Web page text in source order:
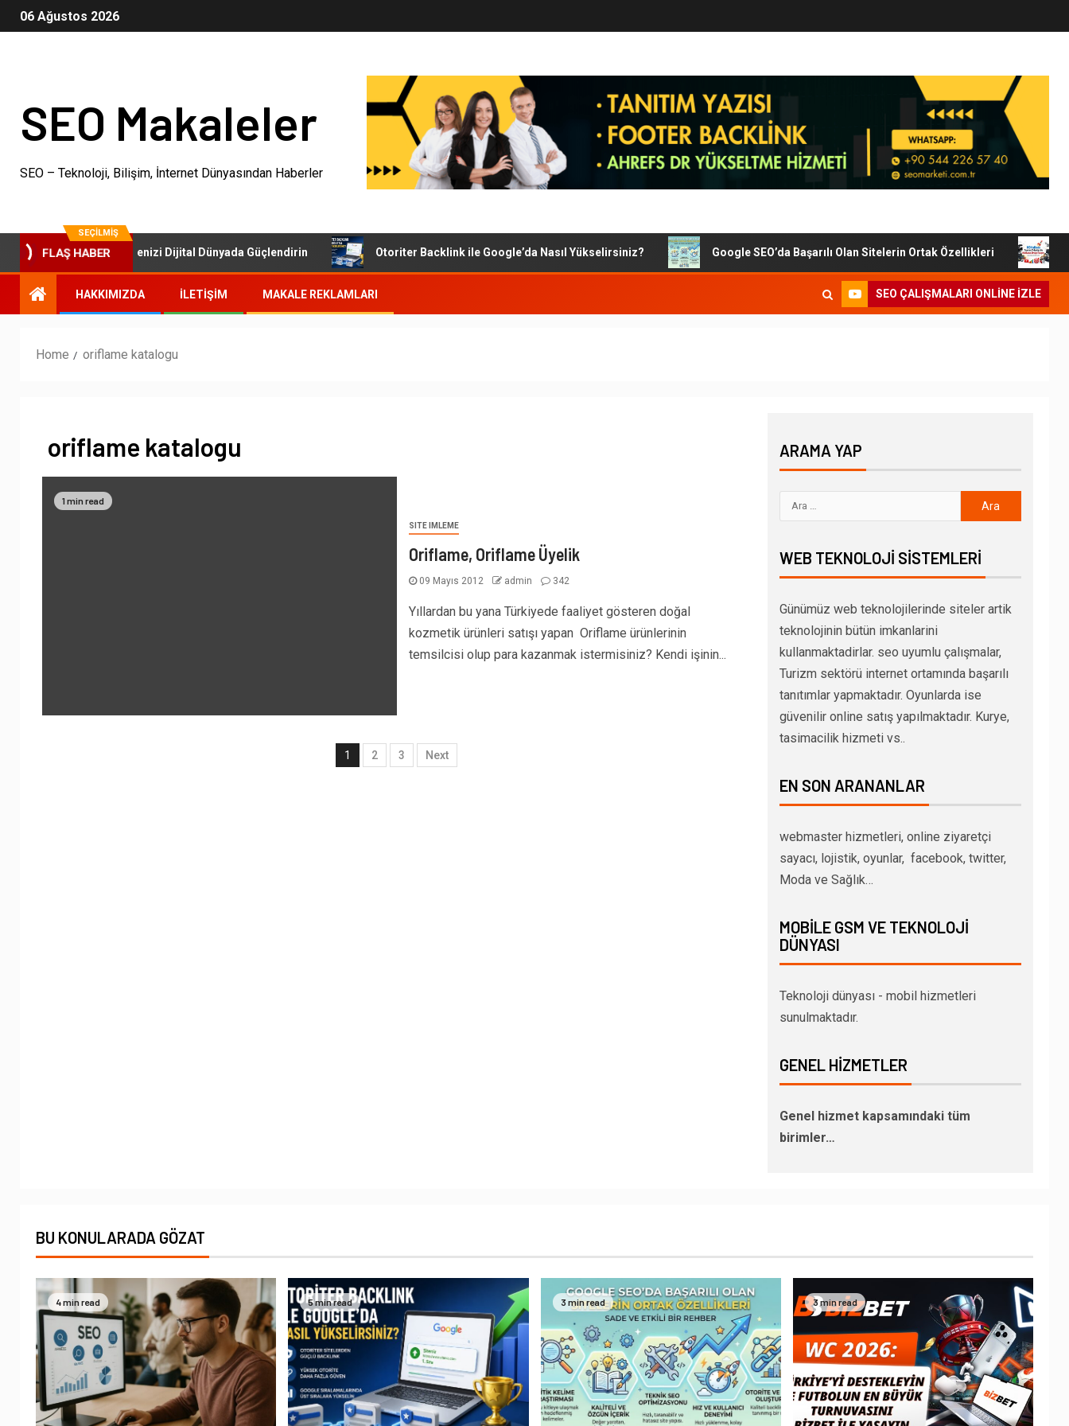
06 Ağustos 2026
SEO Makaleler
SEO – Teknoloji, Bilişim, İnternet Dünyasından Haberler
SEÇILMIŞ
FLAŞ HABER
SEO Paketleri: İşletmenizi Dijital Dünyada Güçlendirin Otoriter Backlink ile Google’da Nasıl Yükselirsiniz? Google SEO’da Başarılı Olan Sitelerin Ortak Özellikleri
HAKKIMIZDA İLETIŞIM MAKALE REKLAMLARI SEO ÇALIŞMALARI ONLINE IZLE
Home oriflame katalogu
oriflame katalogu
1 min read
SITE IMLEME
Oriflame, Oriflame Üyelik
09 Mayıs 2012 admin 342
Yıllardan bu yana Türkiyede faaliyet gösteren doğal
kozmetik ürünleri satışı yapan Oriflame ürünlerinin
temsilcisi olup para kazanmak istermisiniz? Kendi işinin...
1 2 3 Next
ARAMA YAP
WEB TEKNOLOJI SISTEMLERI
Günümüz web teknolojilerinde siteler artik
teknolojinin bütün imkanlarini
kullanmaktadirlar. seo uyumlu çalışmalar,
Turizm sektörü internet ortamında başarılı
tanıtımlar yapmaktadır. Oyunlarda ise
güvenilir online satış yapılmaktadır. Kurye,
tasimacilik hizmeti vs..
EN SON ARANANLAR
webmaster hizmetleri, online ziyaretçi
sayacı, lojistik, oyunlar, facebook, twitter,
Moda ve Sağlık…
MOBILE GSM VE TEKNOLOJI
DÜNYASI
Teknoloji dünyası - mobil hizmetleri
sunulmaktadır.
GENEL HIZMETLER
Genel hizmet kapsamındaki tüm
birimler…
BU KONULARADA GÖZAT
4 min read 5 min read 3 min read 3 min read